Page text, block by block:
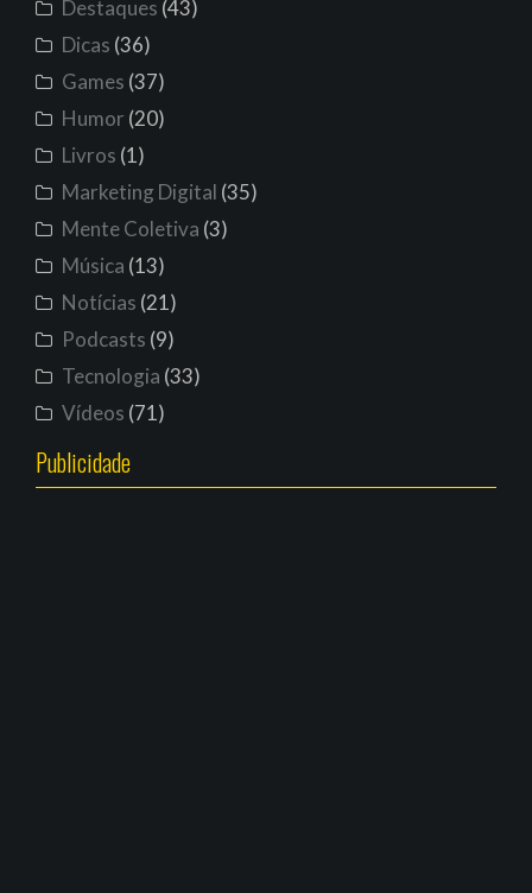
Destaques (43)
Dicas (36)
Games (37)
Humor (20)
Livros (1)
Marketing Digital (35)
Mente Coletiva (3)
Música (13)
Notícias (21)
Podcasts (9)
Tecnologia (33)
Vídeos (71)
Publicidade